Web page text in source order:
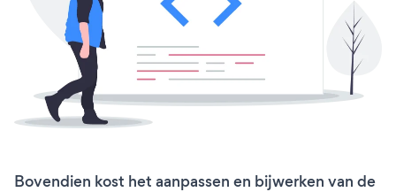
Bovendien kost het aanpassen en bijwerken van de